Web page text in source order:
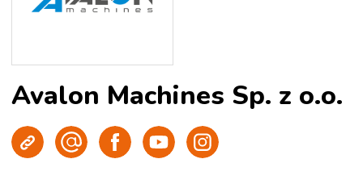
Avalon Machines Sp. z o.o.
Strona WWW
Wyślij e-mail
FacebookYoutube